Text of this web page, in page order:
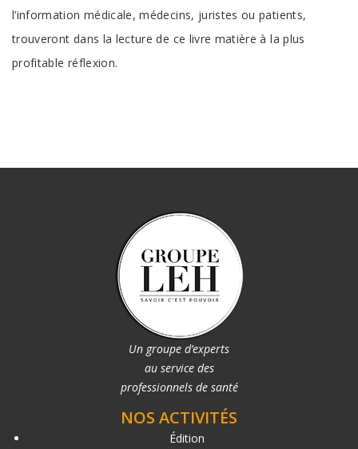
l’information médicale, médecins, juristes ou patients,
trouveront dans la lecture de ce livre matière à la plus
profitable réflexion.
Un groupe d’experts
au service des
professionnels de santé
NOS ACTIVITÉS
Édition